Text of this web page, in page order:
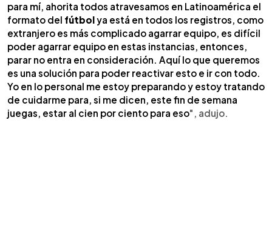
para mí, ahorita todos atravesamos en Latinoamérica el
formato del fútbolya está en todos los registros, como
extranjero es más complicado agarrar equipo, es difícil
poder agarrar equipo en estas instancias, entonces,
parar no entra en consideración. Aquí lo que queremos
es una solución para poder reactivar esto e ir con todo.
Yo en lo personal me estoy preparando y estoy tratando
de cuidarme para, si me dicen, este fin de semana
juegas, estar al cien por ciento para eso", adujo.